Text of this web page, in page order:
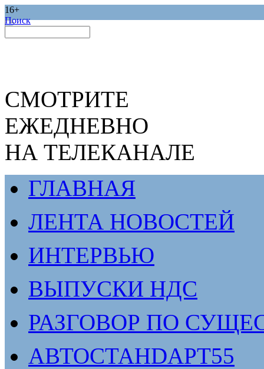
16+
Поиск
СМОТРИТЕ
ЕЖЕДНЕВНО
НА ТЕЛЕКАНАЛЕ
ГЛАВНАЯ
ЛЕНТА НОВОСТЕЙ
ИНТЕРВЬЮ
ВЫПУСКИ НДС
РАЗГОВОР ПО
АВТОСТАНDАРТ55